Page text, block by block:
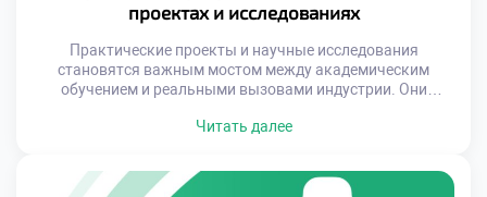
проектах и исследованиях
Практические проекты и научные исследования
становятся важным мостом между академическим
обучением и реальными вызовами индустрии. Они
знания, но и создать собственные решения, которые
уникальная возможность увидеть, как абстрактные
концепции превращаются в конкретные продукты или
Читать далее